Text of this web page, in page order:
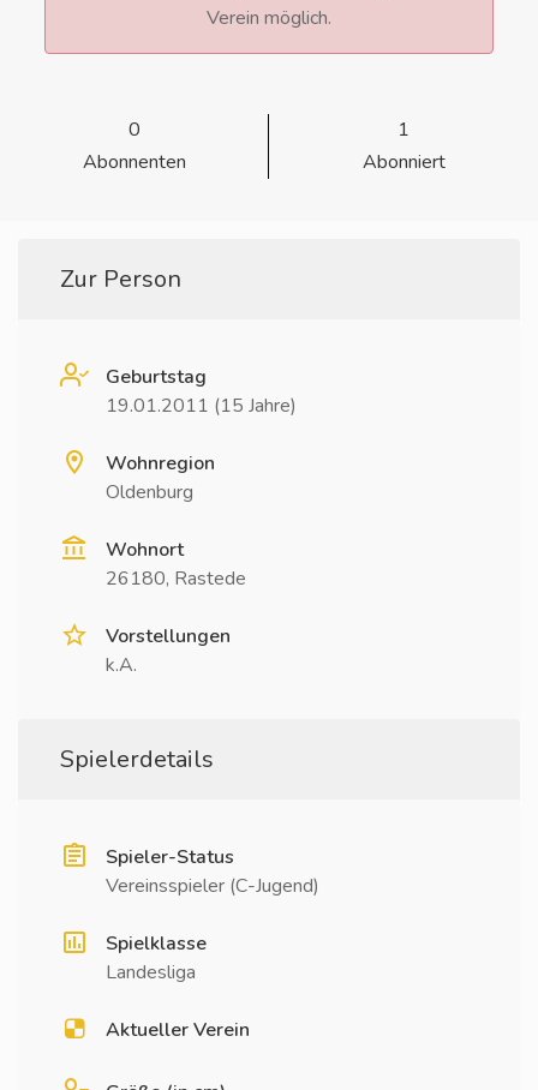
Verein möglich.
0
Abonnenten
1
Abonniert
Zur Person
Geburtstag
19.01.2011 (15 Jahre)
Wohnregion
Oldenburg
Wohnort
26180, Rastede
Vorstellungen
k.A.
Spielerdetails
Spieler-Status
Vereinsspieler (C-Jugend)
Spielklasse
Landesliga
Aktueller Verein